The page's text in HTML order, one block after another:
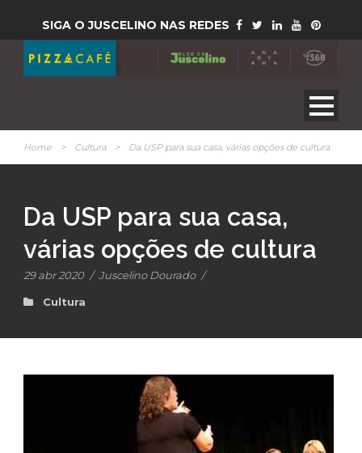
SIGA O JUSCELINO NAS REDES
Home > Cultura > Da USP para sua casa, várias opções de cultura
Da USP para sua casa,
várias opções de cultura
29 abr 2020 / Juscelino Dourado /
Cultura